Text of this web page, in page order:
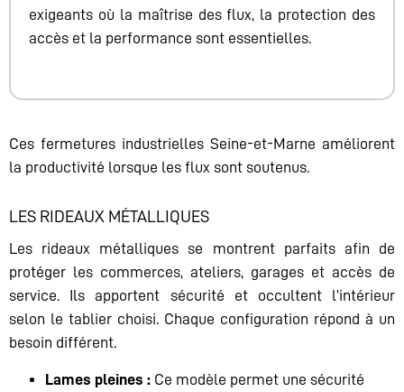
exigeants où la maîtrise des flux, la protection des
accès et la performance sont essentielles.
Ces fermetures industrielles Seine-et-Marne améliorent
la productivité lorsque les flux sont soutenus.
LES RIDEAUX MÉTALLIQUES
Les rideaux métalliques se montrent parfaits afin de
protéger les commerces, ateliers, garages et accès de
service. Ils apportent sécurité et occultent l’intérieur
selon le tablier choisi. Chaque configuration répond à un
besoin différent.
Lames pleines : Ce modèle permet une sécurité